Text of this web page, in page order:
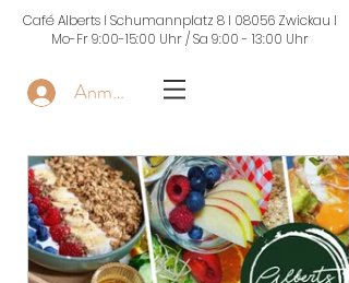
Café Alberts I Schumannplatz 8 I 08056 Zwickau I
Mo-Fr 9:00-15:00 Uhr / Sa 9:00 - 13:00 Uhr
Anmelden